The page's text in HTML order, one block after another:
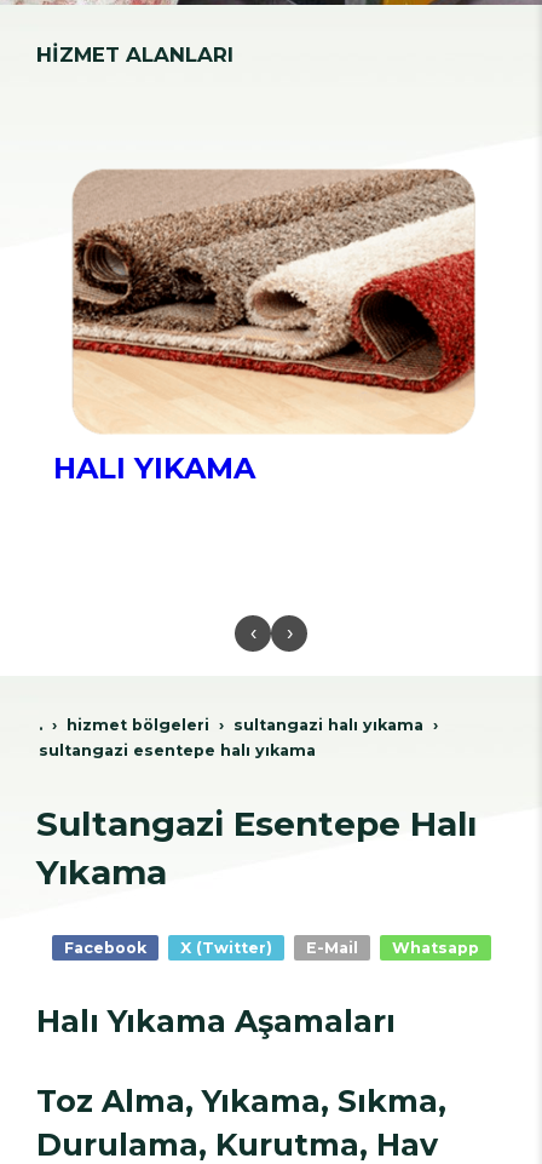
HİZMET ALANLARI
HALI YIKAMA
‹ ›
. hi̇zmet bölgeleri̇
sultangazi̇ hali yikama
sultangazi esentepe halı yıkama
Sultangazi Esentepe Halı
Yıkama
Facebook X (Twitter) E-Mail Whatsapp
Halı Yıkama Aşamaları
Toz Alma, Yıkama, Sıkma,
Durulama, Kurutma, Hav